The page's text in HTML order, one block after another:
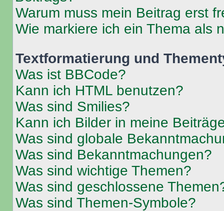
Warum muss mein Beitrag erst
Wie markiere ich ein Thema als
Textformatierung und
Was ist BBCode?
Kann ich HTML benutzen?
Was sind Smilies?
Kann ich Bilder in meine
Was sind globale
Was sind Bekanntmachungen?
Was sind wichtige Themen?
Was sind geschlossene
Was sind Themen-Symbole?